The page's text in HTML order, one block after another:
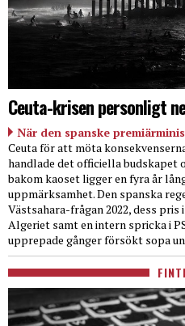
Ceuta-krisen personligt
När den spanske
Ceuta för att möta
handlade det officiella budskapet
bakom kaoset ligger en fyra år
uppmärksamhet. Den spanska
Västsahara-frågan 2022, dess
Algeriet samt en intern spricka i
upprepade gånger försökt sopa